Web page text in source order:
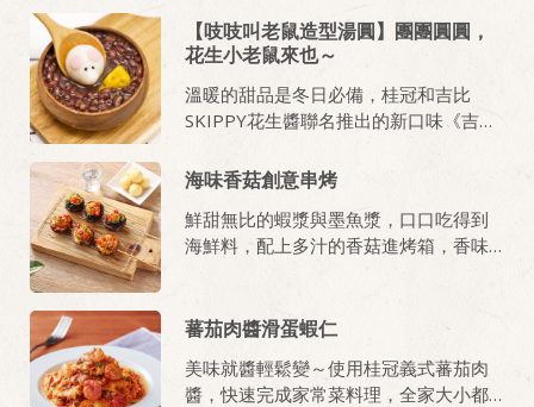
【吱吱叫老鼠造型湯圓】團團圓圓，
花生小老鼠來也～
溫暖的甜品是冬日必備，桂冠和吉比
SKIPPY花生醬聯名推出的新口味《吉比
粒口感讓人一試上癮。即將迎來鼠年，
不如就來試作可愛的小老鼠造型，和孩
子們動手捏捏樂，應景一下吧！
海味香菇創意串烤
鮮甜無比的蝦漿與墨魚漿，口口吃得到
海鮮料，配上多汁的香菇進烤箱，香味
蕃茄肉醬滑蛋蝦仁
美味就醬輕鬆變～使用桂冠義式蕃茄肉
醬，快速完成家常菜料理，全家大小都